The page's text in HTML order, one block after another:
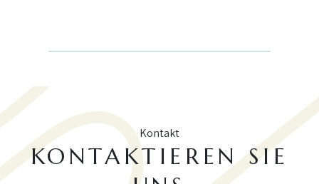
Kontakt
KONTAKTIEREN SIE